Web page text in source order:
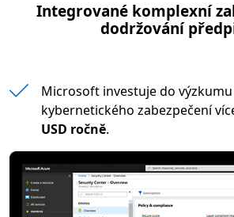
Integrované komplexní
dodržování
Microsoft investuje do
kybernetického zabezpečení
USD ročně.